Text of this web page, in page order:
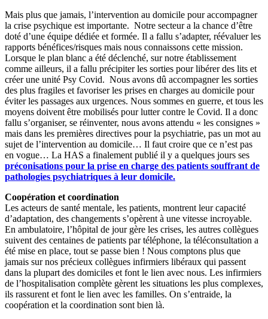
Mais plus que jamais, l’intervention au domicile pour accompagner
la crise psychique est importante. Notre secteur a la chance d’être
doté d’une équipe dédiée et formée. Il a fallu s’adapter, réévaluer les
rapports bénéfices/risques mais nous connaissons cette mission.
Lorsque le plan blanc a été déclenché, sur notre établissement
comme ailleurs, il a fallu précipiter les sorties pour libérer des lits et
créer une unité Psy Covid. Nous avons dû accompagner les sorties
des plus fragiles et favoriser les prises en charges au domicile pour
éviter les passages aux urgences. Nous sommes en guerre, et tous les
moyens doivent être mobilisés pour lutter contre le Covid. Il a donc
fallu s’organiser, se réinventer, nous avons attendu « les consignes »
mais dans les premières directives pour la psychiatrie, pas un mot au
sujet de l’intervention au domicile… Il faut croire que ce n’est pas
en vogue… La HAS a finalement publié il y a quelques jours ses
préconisations pour la prise en charge des patients souffrant de
pathologies psychiatriques à leur domicile.
Coopération et coordination
Les acteurs de santé mentale, les patients, montrent leur capacité
d’adaptation, des changements s’opèrent à une vitesse incroyable.
En ambulatoire, l’hôpital de jour gère les crises, les autres collègues
suivent des centaines de patients par téléphone, la téléconsultation a
été mise en place, tout se passe bien ! Nous comptons plus que
jamais sur nos précieux collègues infirmiers libéraux qui passent
dans la plupart des domiciles et font le lien avec nous. Les infirmiers
de l’hospitalisation complète gèrent les situations les plus complexes,
ils rassurent et font le lien avec les familles. On s’entraide, la
coopération et la coordination sont bien là.